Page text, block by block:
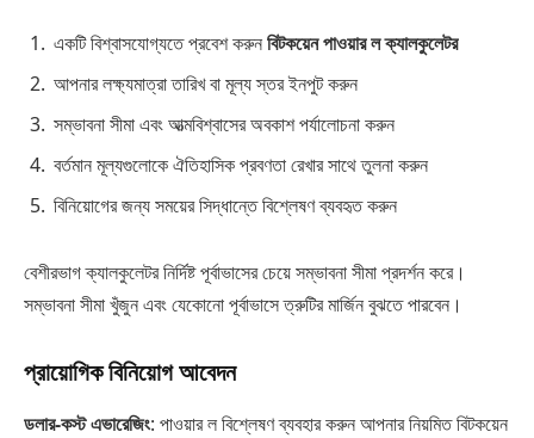
একটি বিশ্বাসযোগ্যতে প্রবেশ করুনবিটকয়েন পাওয়ার ল ক্যালকুলেটর
আপনার লক্ষ্যমাত্রা তারিখ বা মূল্য স্তর ইনপুট করুন
সম্ভাবনা সীমা এবং আত্মবিশ্বাসের অবকাশ পর্যালোচনা করুন
বর্তমান মূল্যগুলোকে ঐতিহাসিক প্রবণতা রেখার সাথে তুলনা করুন
বিনিয়োগের জন্য সময়ের সিদ্ধান্তে বিশ্লেষণ ব্যবহৃত করুন
বেশীরভাগ ক্যালকুলেটর নির্দিষ্ট পূর্বাভাসের চেয়ে সম্ভাবনা সীমা প্রদর্শন করে।
সম্ভাবনা সীমা খুঁজুন এবং যেকোনো পূর্বাভাসে ত্রুটির মার্জিন বুঝতে পারবেন।
প্রায়োগিক বিনিয়োগ আবেদন
ডলার-কস্ট এভারেজিং: পাওয়ার ল বিশ্লেষণ ব্যবহার করুন আপনার নিয়মিত বিটকয়েন